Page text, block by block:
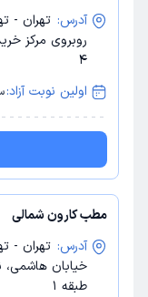
آدرس: تهران -
4
اولین نوبت آزاد:
مطب کارون شمالی
آدرس: تهران -
طبقه 1